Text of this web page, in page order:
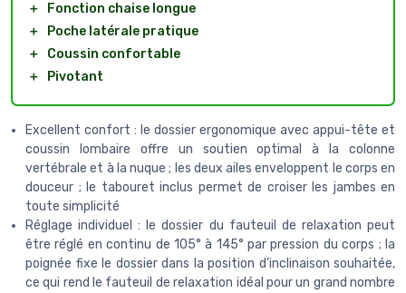
＋
Fonction chaise longue
＋
Poche latérale pratique
＋
Coussin confortable
＋
Pivotant
Excellent confort : le dossier ergonomique avec appui-tête et
coussin lombaire offre un soutien optimal à la colonne
vertébrale et à la nuque ; les deux ailes enveloppent le corps en
douceur ; le tabouret inclus permet de croiser les jambes en
toute simplicité
Réglage individuel : le dossier du fauteuil de relaxation peut
être réglé en continu de 105° à 145° par pression du corps ; la
poignée fixe le dossier dans la position d'inclinaison souhaitée,
ce qui rend le fauteuil de relaxation idéal pour un grand nombre